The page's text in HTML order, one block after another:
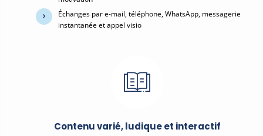
Échanges par e-mail, téléphone, WhatsApp, messagerie
instantanée et appel visio
Contenu varié, ludique et interactif